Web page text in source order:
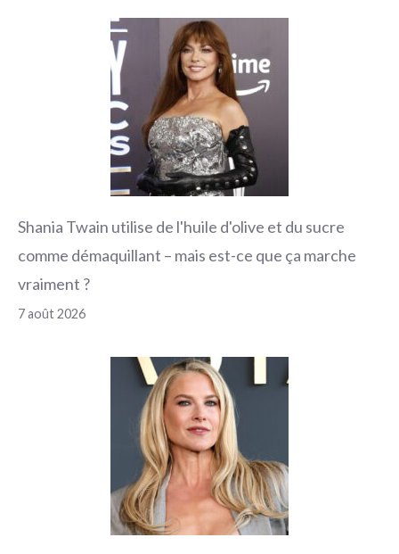
Shania Twain utilise de l'huile d'olive et du sucre
comme démaquillant – mais est-ce que ça marche
vraiment ?
7 août 2026